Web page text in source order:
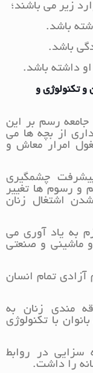
زیر می باشند؛
باشد.
باشد.
داشته باشد.
و تکنولوژی و
جامعه رسم بر این
از بچه ها می
امرار معاش و
چشمگیری
و رسوم ها تغییر
اشتغال زنان
به یاد آوری می
و ماشینی و صنعتی
آزادی تمام انسان
مندی زنان به
با تکنولوژی
سزایی در روابط
را داشت.